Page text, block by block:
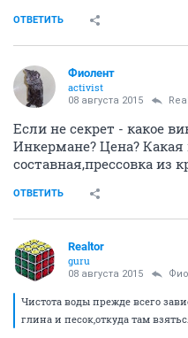
ОТВЕТИТЬ
Фиолент
activist
08 августа 2015
Если не секрет - какое
Инкермане? Цена?
составная,прессовка из
ОТВЕТИТЬ
Realtor
guru
08 августа 2015
Чистота воды прежде всего
глина и песок,откуда там